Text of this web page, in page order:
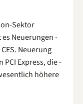
Sektor
Neuerungen -
Neuerung
Express, die -
höhere